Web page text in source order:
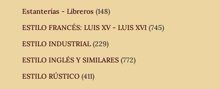
Estanterías - Libreros (148)
ESTILO FRANCÉS: LUIS XV - LUIS XVI (745)
ESTILO INDUSTRIAL (229)
ESTILO INGLÉS Y SIMILARES (772)
ESTILO RÚSTICO (411)